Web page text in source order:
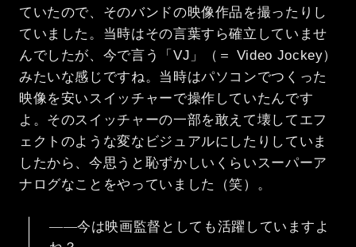
ていたので、そのバンドの映像作品を撮ったりし
ていました。当時はその言葉すら確立していませ
んでしたが、今で言う「VJ」（＝ Video Jockey）
みたいな感じですね。当時はパソコンでつくった
映像を安いスイッチャーで操作していたんです
よ。そのスイッチャーの一部を敢えて壊してエフ
ェクトのような変なビジュアルにしたりしていま
したから、今思うと恥ずかしいくらいスーパーア
ナログなことをやっていました（笑）。
――今は映画監督としても活躍していますよ